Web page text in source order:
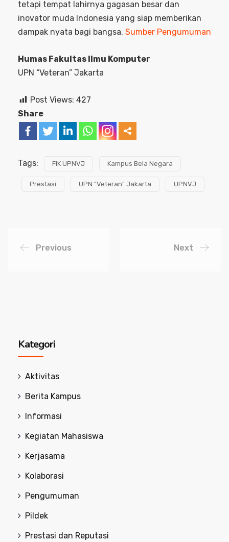
tetapi tempat lahirnya gagasan besar dan
inovator muda Indonesia yang siap memberikan
dampak nyata bagi bangsa. Sumber Pengumuman
Humas Fakultas Ilmu Komputer
UPN “Veteran” Jakarta
Post Views: 427
Share
Tags: FIK UPNVJ Kampus Bela Negara
Prestasi UPN "Veteran" Jakarta UPNVJ
Previous Next
Kategori
Aktivitas
Berita Kampus
Informasi
Kegiatan Mahasiswa
Kerjasama
Kolaborasi
Pengumuman
Pildek
Prestasi dan Reputasi